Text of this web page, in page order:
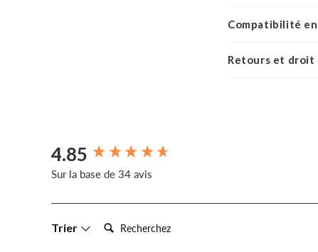
Compatibilité
Retours et
4.85
Sur la base de 34 avis
Trier Recherche :
New content loaded